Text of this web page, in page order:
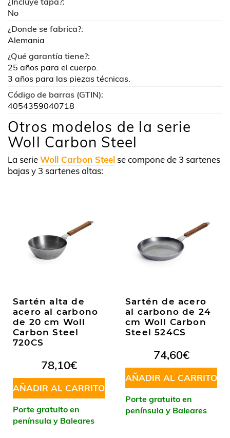
No
¿Donde se fabrica?:
Alemania
¿Qué garantía tiene?:
25 años para el cuerpo.
3 años para las piezas técnicas.
Código de barras (GTIN):
4054359040718
Otros modelos de la serie
Woll Carbon Steel
La serieWoll Carbon Steel se compone de 3 sartenes
bajas y 3 sartenes altas:
Sartén alta de
acero al carbono
de 20 cm Woll
Carbon Steel
720CS
78,10€
AÑADIR AL CARRITO
Porte gratuito en
península y Baleares
Sartén de acero
al carbono de 24
cm Woll Carbon
Steel 524CS
74,60€
AÑADIR AL CARRITO
Porte gratuito en
península y Baleares